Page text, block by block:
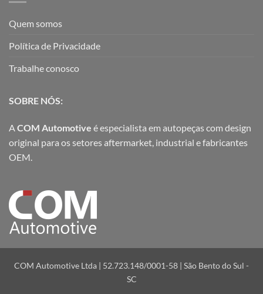
Quem somos
Política de Privacidade
Trabalhe conosco
SOBRE NÓS:
A COM Automotive é especialista em autopeças com design
original para os setores aftermarket, industrial e fabricantes
OEM.
COM Automotive Ltda | 52.723.148/0001-58 | São Bento do Sul -
SC